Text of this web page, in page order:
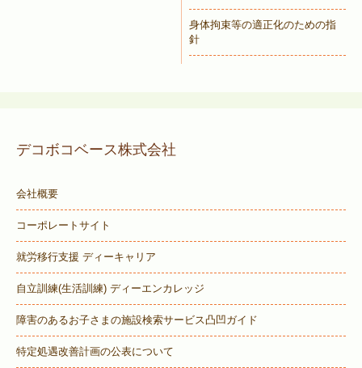
身体拘束等の適正化のための指
針
デコボコベース株式会社
会社概要
コーポレートサイト
就労移行支援 ディーキャリア
自立訓練(生活訓練) ディーエンカレッジ
障害のあるお子さまの施設検索サービス凸凹ガイド
特定処遇改善計画の公表について